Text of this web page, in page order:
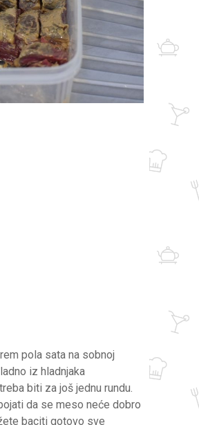
pola sata na sobnoj
iz hladnjaka
biti za još jednu rundu.
da se meso neće dobro
baciti gotovo sve